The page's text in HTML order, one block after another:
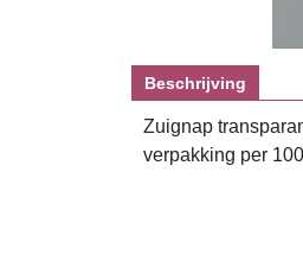
Beschrijving
Zuignap
verpakking per